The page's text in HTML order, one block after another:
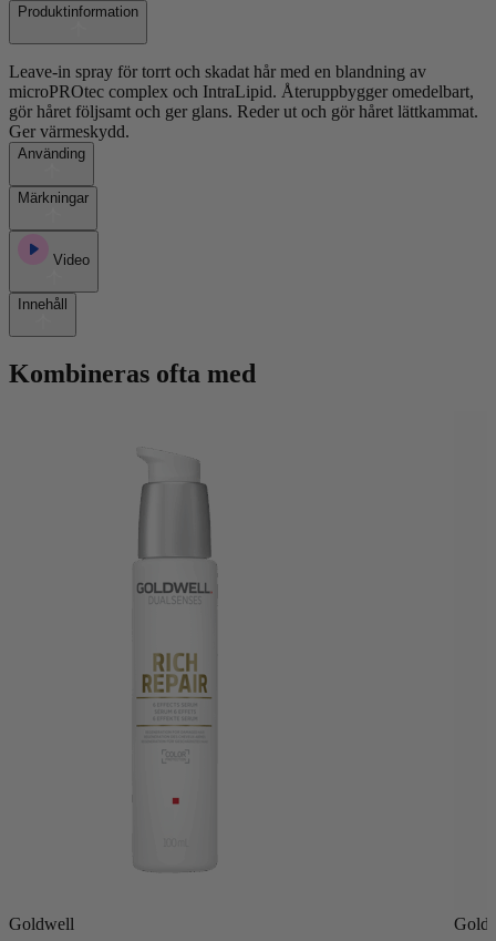
Spray
ml
mängd
Produktinformation
Leave-in spray för torrt och skadat hår med en blandning av
microPROtec complex och IntraLipid. Återuppbygger omedelbart,
gör håret följsamt och ger glans. Reder ut och gör håret lättkammat.
Ger värmeskydd.
Använding
Märkningar
Video
Innehåll
Kombineras ofta med
Goldwell